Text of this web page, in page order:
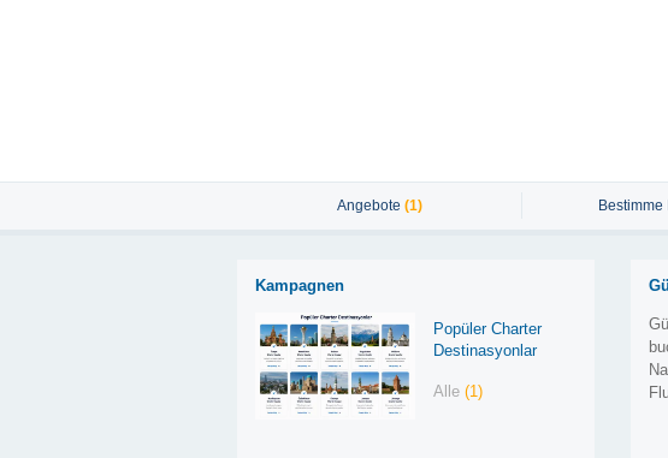
Angebote (1)
Kampagnen
Popüler Charter
Destinasyonlar
Alle(1)